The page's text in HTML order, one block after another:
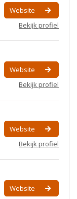
Website
Bekijk profiel
Website
Bekijk profiel
Website
Bekijk profiel
Website